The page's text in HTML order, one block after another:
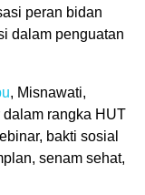
peran bidan
dalam penguatan
, Misnawati,
rangka HUT
bakti sosial
senam sehat,